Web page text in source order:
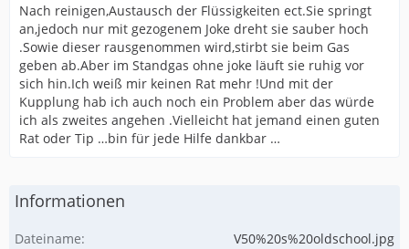
Nach reinigen,Austausch der Flüssigkeiten ect.Sie springt
an,jedoch nur mit gezogenem Joke dreht sie sauber hoch
.Sowie dieser rausgenommen wird,stirbt sie beim Gas
geben ab.Aber im Standgas ohne joke läuft sie ruhig vor
sich hin.Ich weiß mir keinen Rat mehr !Und mit der
Kupplung hab ich auch noch ein Problem aber das würde
ich als zweites angehen .Vielleicht hat jemand einen guten
Rat oder Tip …bin für jede Hilfe dankbar …
Informationen
Dateiname
V50%20s%20oldschool.jpg